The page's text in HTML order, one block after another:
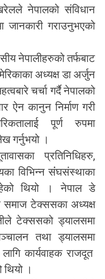
नेपालको संविधान
जानकारी गराउनुभएको
नेपालीहरुको तर्फबाट
अध्यक्ष डा अर्जुन
चर्चा गर्दै नेपालको
ऐन कानुन निर्माण गरी
पूर्ण रुपमा
गर्नुभयो ।
प्रतिनिधिहरु,
विभिन्न संंघसंस्थाका
थियो । नेपाल डे
समाज टेक्ससका अध्यक्ष
टेक्ससको ड्यालसमा
तथा ड्यालसमा
कार्यवाहक राजदूत
।